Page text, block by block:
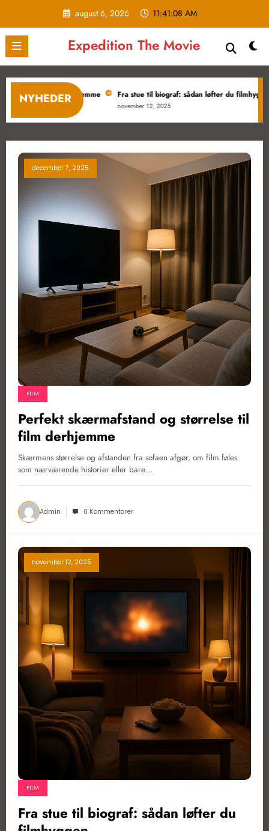
indhold
august 6, 2026 11:41:09 AM
Expedition The Movie
NYHEDER
til film derhjemme Fra stue til biograf: sådan løfter du filmhyggen
november 12, 2025
december 7, 2025
FILM
Perfekt skærmafstand og størrelse til
film derhjemme
Skærmens størrelse og afstanden fra sofaen afgør, om film føles
som nærværende historier eller bare…
Admin 0 Kommentarer
november 12, 2025
FILM
Fra stue til biograf: sådan løfter du